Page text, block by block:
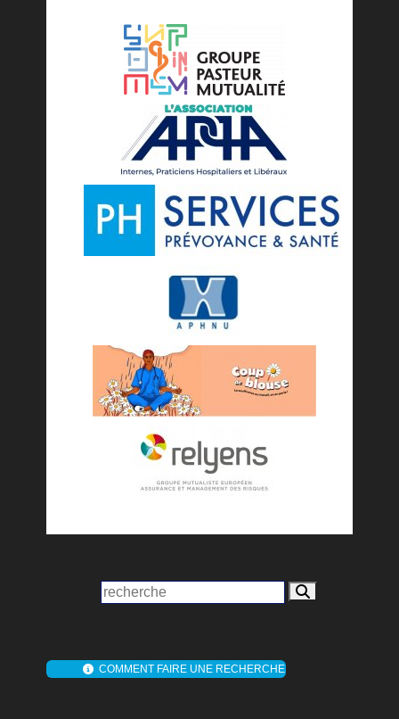
COMMENT FAIRE UNE RECHERCHE